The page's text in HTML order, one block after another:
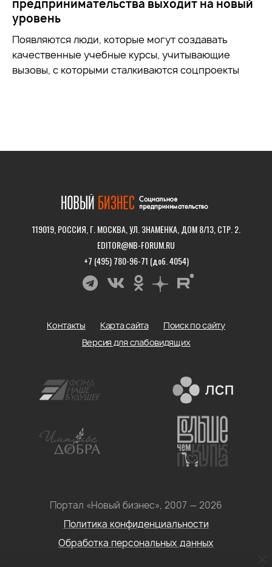
предпринимательства выходит на новый
уровень
Появляются люди, которые могут создавать
качественные учебные курсы, учитывающие
вызовы, с которыми сталкиваются соцпроекты
119019, РОССИЯ, Г. МОСКВА, УЛ. ЗНАМЕНКА, ДОМ 8/13, СТР. 2.
EDITOR@NB-FORUM.RU
+7 (495) 780-96-71 (доб. 4054)
Портал «Новый бизнес», 2007 — 2026
Политика конфиденциальности
Обработка персональных данных
Контакты Карта сайта
Поиск по сайту
Версия для слабовидящих